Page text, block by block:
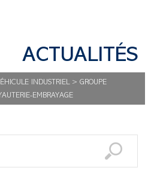
ACTUALITÉS
INDUSTRIEL> GROUPE
EMBRAYAGE